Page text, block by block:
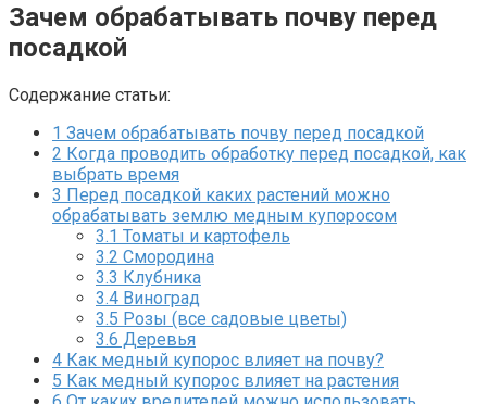
Зачем обрабатывать почву перед
посадкой
Содержание статьи:
1 Зачем обрабатывать почву перед посадкой
2 Когда проводить обработку перед посадкой, как
выбрать время
3 Перед посадкой каких растений можно
обрабатывать землю медным купоросом
3.1 Томаты и картофель
3.2 Смородина
3.3 Клубника
3.4 Виноград
3.5 Розы (все садовые цветы)
3.6 Деревья
4 Как медный купорос влияет на почву?
5 Как медный купорос влияет на растения